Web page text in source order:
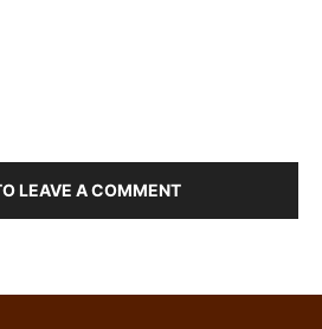
LEAVE A COMMENT